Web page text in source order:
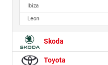
Ibiza
Leon
Skoda
Toyota